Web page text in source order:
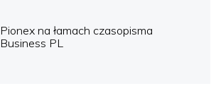
Pionex na łamach czasopisma
Business PL